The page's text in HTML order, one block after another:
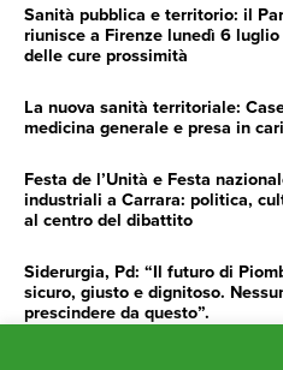
Sanità pubblica e territorio: il
riunisce a Firenze lunedì 6
delle cure prossimità
La nuova sanità territoriale:
medicina generale e presa in
Festa de l’Unità e Festa
industriali a Carrara: politica,
al centro del dibattito
Siderurgia, Pd: “Il futuro di
sicuro, giusto e dignitoso.
prescindere da questo”.